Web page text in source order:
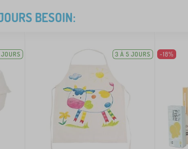
BESOIN:
3 À 5 JOURS -18%